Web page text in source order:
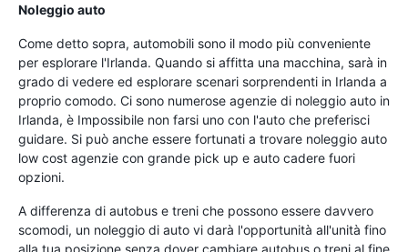
Noleggio auto
Come detto sopra, automobili sono il modo più conveniente
per esplorare l'Irlanda. Quando si affitta una macchina, sarà in
grado di vedere ed esplorare scenari sorprendenti in Irlanda a
proprio comodo. Ci sono numerose agenzie di noleggio auto in
Irlanda, è Impossibile non farsi uno con l'auto che preferisci
guidare. Si può anche essere fortunati a trovare noleggio auto
low cost agenzie con grande pick up e auto cadere fuori
opzioni.
A differenza di autobus e treni che possono essere davvero
scomodi, un noleggio di auto vi darà l'opportunità all'unità fino
alla tua posizione senza dover cambiare autobus o treni al fine